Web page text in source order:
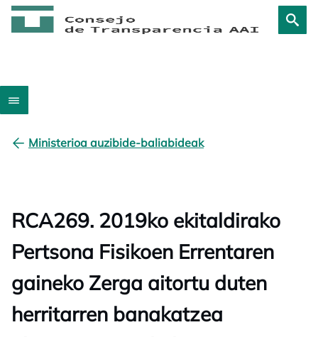
Ministerioa auzibide-baliabideak
RCA269. 2019ko ekitaldirako
Pertsona Fisikoen Errentaren
gaineko Zerga aitortu duten
herritarren banakatzea